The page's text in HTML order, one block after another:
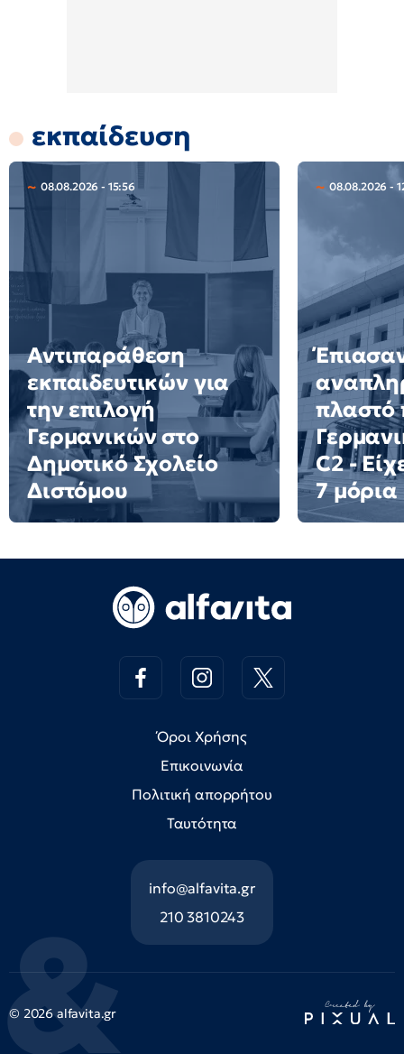
εκπαίδευση
08.08.2026 - 15:56
Αντιπαράθεση
εκπαιδευτικών για
την επιλογή
Γερμανικών στο
Δημοτικό Σχολείο
Διστόμου
08.08.2026 -
πλαστό
C2 -
7 μόρια
Όροι Χρήσης
Επικοινωνία
Πολιτική απορρήτου
Ταυτότητα
info@alfavita.gr
210 3810243
© 2026 alfavita.gr